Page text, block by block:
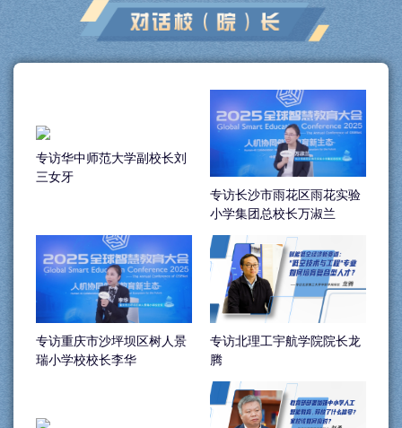
专访华中师范大学副校长刘
三女牙
专访长沙市雨花区雨花实验
小学集团总校长万淑兰
专访重庆市沙坪坝区树人景
瑞小学校校长李华
专访北理工宇航学院院长龙
腾